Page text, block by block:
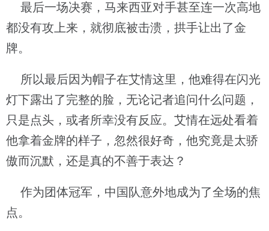
最后一场决赛，马来西亚对手甚至连一次高地
都没有攻上来，就彻底被击溃，拱手让出了金
牌。
所以最后因为帽子在艾情这里，他难得在闪光
灯下露出了完整的脸，无论记者追问什么问题，
只是点头，或者所幸没有反应。艾情在远处看着
他拿着金牌的样子，忽然很好奇，他究竟是太骄
傲而沉默，还是真的不善于表达？
作为团体冠军，中国队意外地成为了全场的焦
点。